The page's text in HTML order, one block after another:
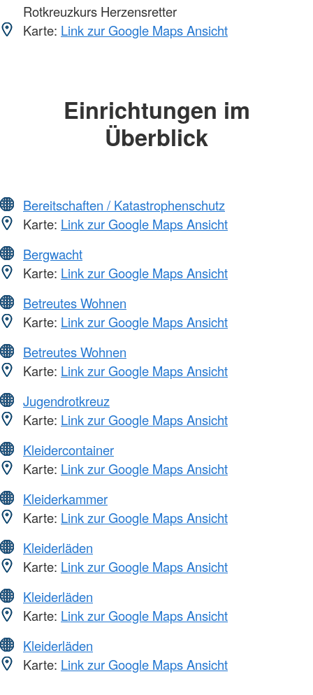
Rotkreuzkurs Herzensretter
Karte: Link zur Google Maps Ansicht
Einrichtungen im
Überblick
Bereitschaften / Katastrophenschutz
Karte: Link zur Google Maps Ansicht
Bergwacht
Karte: Link zur Google Maps Ansicht
Betreutes Wohnen
Karte: Link zur Google Maps Ansicht
Betreutes Wohnen
Karte: Link zur Google Maps Ansicht
Jugendrotkreuz
Karte: Link zur Google Maps Ansicht
Kleidercontainer
Karte: Link zur Google Maps Ansicht
Kleiderkammer
Karte: Link zur Google Maps Ansicht
Kleiderläden
Karte: Link zur Google Maps Ansicht
Kleiderläden
Karte: Link zur Google Maps Ansicht
Kleiderläden
Karte: Link zur Google Maps Ansicht